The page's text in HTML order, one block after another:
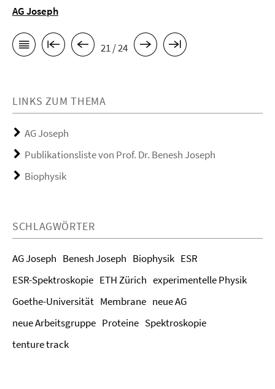
AG Joseph
21 / 24
LINKS ZUM THEMA
AG Joseph
Publikationsliste von Prof. Dr. Benesh Joseph
Biophysik
SCHLAGWÖRTER
AG Joseph Benesh Joseph Biophysik ESR
ESR-Spektroskopie ETH Zürich experimentelle Physik
Goethe-Universität Membrane neue AG
neue Arbeitsgruppe Proteine Spektroskopie
tenture track